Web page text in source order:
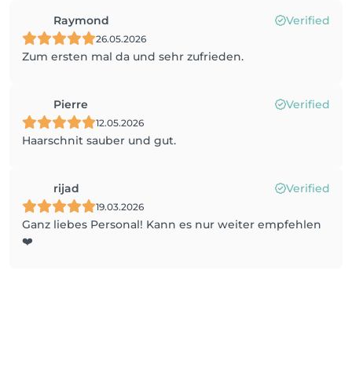
Raymond Verified
26.05.2026
Zum ersten mal da und sehr zufrieden.
Pierre Verified
12.05.2026
Haarschnit sauber und gut.
rijad Verified
19.03.2026
Ganz liebes Personal! Kann es nur weiter empfehlen
❤️